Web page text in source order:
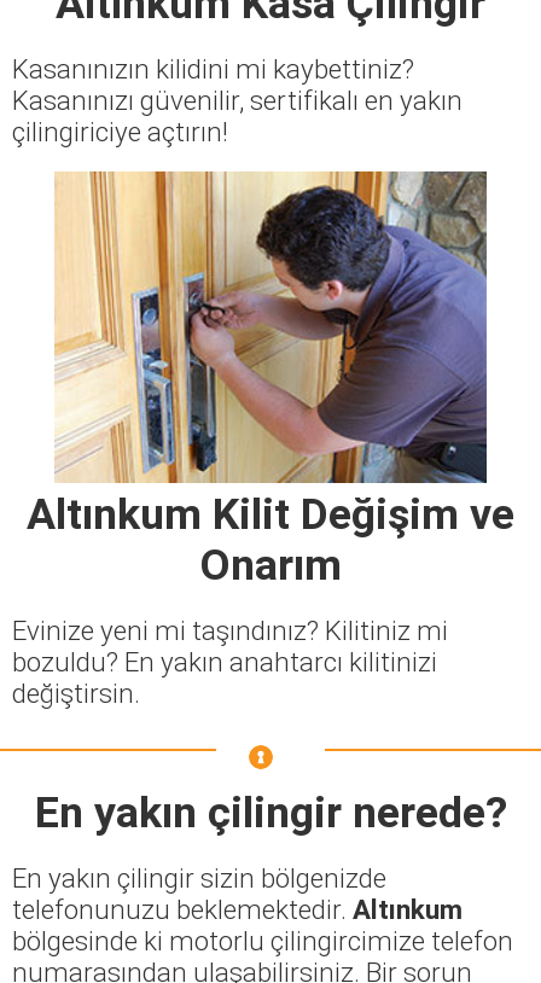
Kasanınızın kilidini mi kaybettiniz?
Kasanınızı güvenilir, sertifikalı en yakın
çilingiriciye açtırın!
Altınkum Kilit Değişim ve
Onarım
Evinize yeni mi taşındınız? Kilitiniz mi
bozuldu? En yakın anahtarcı kilitinizi
değiştirsin.
En yakın çilingir nerede?
En yakın çilingir sizin bölgenizde
telefonunuzu beklemektedir. Altınkum
bölgesinde ki motorlu çilingircimize telefon
numarasından ulaşabilirsiniz. Bir sorun